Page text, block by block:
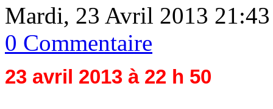
Mardi, 23 Avril 2013 21:43
0 Commentaire
23 avril 2013 à 22 h 50